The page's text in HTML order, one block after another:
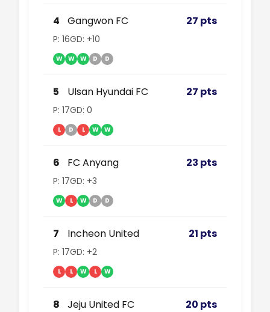
4 Gangwon FC 27 pts
P: 16GD: +10
W W W D D
5 Ulsan Hyundai FC 27 pts
P: 17GD: 0
L D L W W
6 FC Anyang 23 pts
P: 17GD: +3
W L W D D
7 Incheon United 21 pts
P: 17GD: +2
L L W L W
8 Jeju United FC 20 pts